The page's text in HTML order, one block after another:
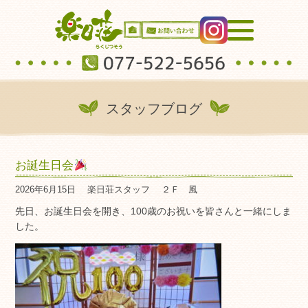
スタッフブログ
お誕生日会
2026年6月15日 楽日荘スタッフ ２Ｆ 風
先日、お誕生日会を開き、100歳のお祝いを皆さんと一緒にしま
した。